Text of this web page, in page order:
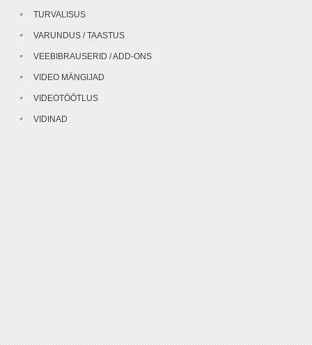
TURVALISUS
VARUNDUS / TAASTUS
VEEBIBRAUSERID / ADD-ONS
VIDEO MÄNGIJAD
VIDEOTÖÖTLUS
VIDINAD